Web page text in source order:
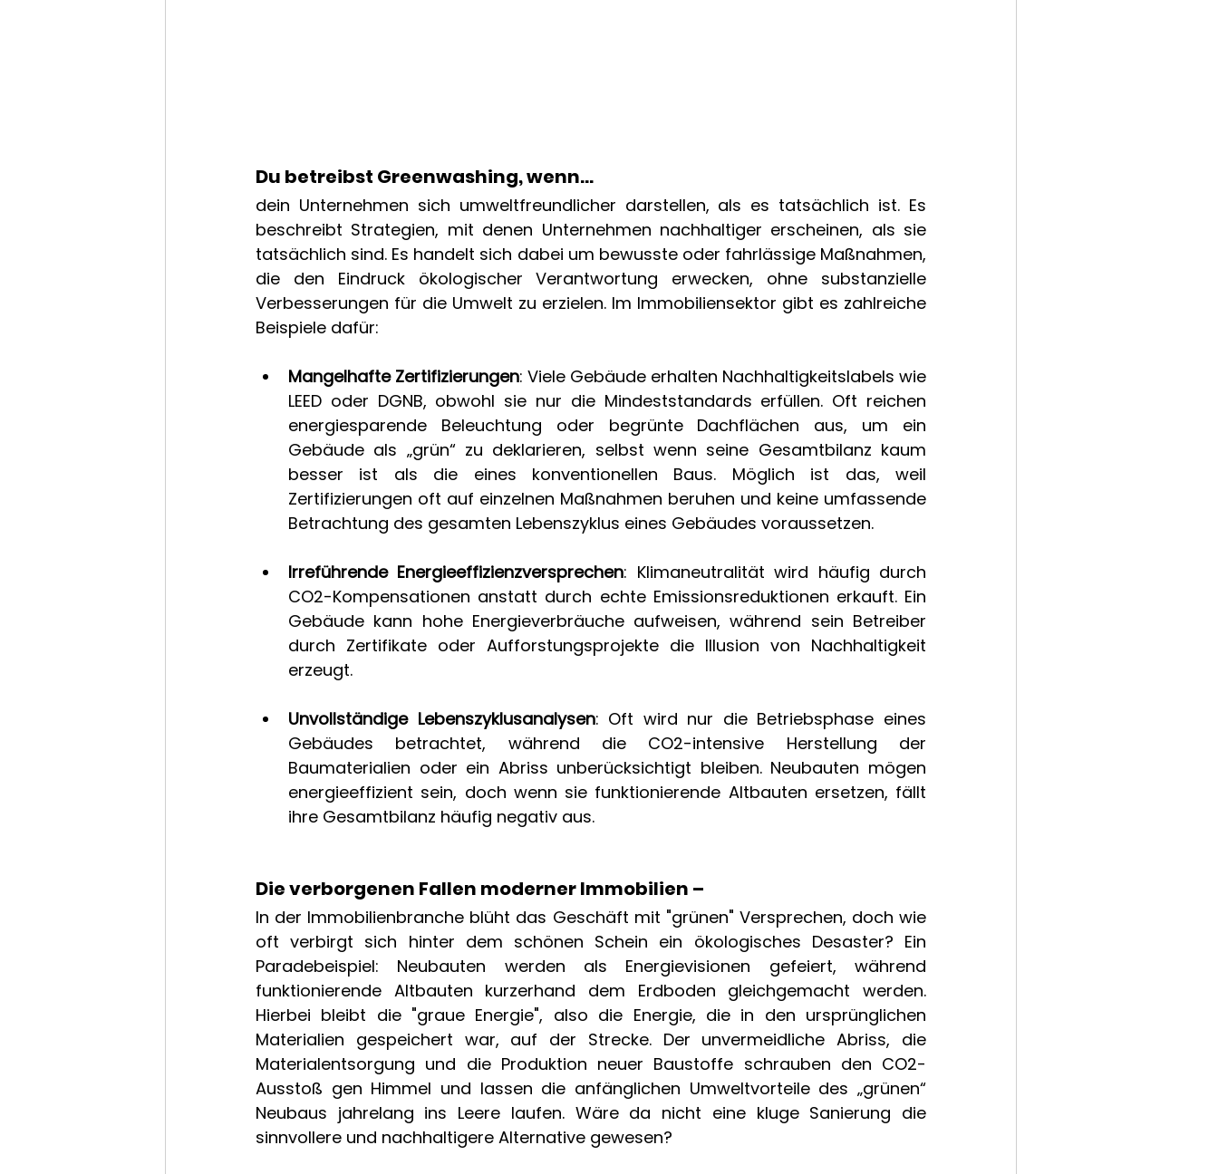
Du betreibst Greenwashing, wenn...
dein Unternehmen sich umweltfreundlicher darstellen, als es tatsächlich ist. Es
beschreibt Strategien, mit denen Unternehmen nachhaltiger erscheinen, als sie
tatsächlich sind. Es handelt sich dabei um bewusste oder fahrlässige Maßnahmen,
die den Eindruck ökologischer Verantwortung erwecken, ohne substanzielle
Verbesserungen für die Umwelt zu erzielen. Im Immobiliensektor gibt es zahlreiche
Beispiele dafür:
Mangelhafte Zertifizierungen: Viele Gebäude erhalten Nachhaltigkeitslabels wie
LEED oder DGNB, obwohl sie nur die Mindeststandards erfüllen. Oft reichen
energiesparende Beleuchtung oder begrünte Dachflächen aus, um ein
Gebäude als „grün“ zu deklarieren, selbst wenn seine Gesamtbilanz kaum
besser ist als die eines konventionellen Baus. Möglich ist das, weil
Zertifizierungen oft auf einzelnen Maßnahmen beruhen und keine umfassende
Betrachtung des gesamten Lebenszyklus eines Gebäudes voraussetzen.
Irreführende Energieeffizienzversprechen: Klimaneutralität wird häufig durch
CO2-Kompensationen anstatt durch echte Emissionsreduktionen erkauft. Ein
Gebäude kann hohe Energieverbräuche aufweisen, während sein Betreiber
durch Zertifikate oder Aufforstungsprojekte die Illusion von Nachhaltigkeit
erzeugt.
Unvollständige Lebenszyklusanalysen: Oft wird nur die Betriebsphase eines
Gebäudes betrachtet, während die CO2-intensive Herstellung der
Baumaterialien oder ein Abriss unberücksichtigt bleiben. Neubauten mögen
energieeffizient sein, doch wenn sie funktionierende Altbauten ersetzen, fällt
ihre Gesamtbilanz häufig negativ aus.
Die verborgenen Fallen moderner Immobilien –
In der Immobilienbranche blüht das Geschäft mit "grünen" Versprechen, doch wie
oft verbirgt sich hinter dem schönen Schein ein ökologisches Desaster? Ein
Paradebeispiel: Neubauten werden als Energievisionen gefeiert, während
funktionierende Altbauten kurzerhand dem Erdboden gleichgemacht werden.
Hierbei bleibt die "graue Energie", also die Energie, die in den ursprünglichen
Materialien gespeichert war, auf der Strecke. Der unvermeidliche Abriss, die
Materialentsorgung und die Produktion neuer Baustoffe schrauben den CO2-
Ausstoß gen Himmel und lassen die anfänglichen Umweltvorteile des „grünen“
Neubaus jahrelang ins Leere laufen. Wäre da nicht eine kluge Sanierung die
sinnvollere und nachhaltigere Alternative gewesen?